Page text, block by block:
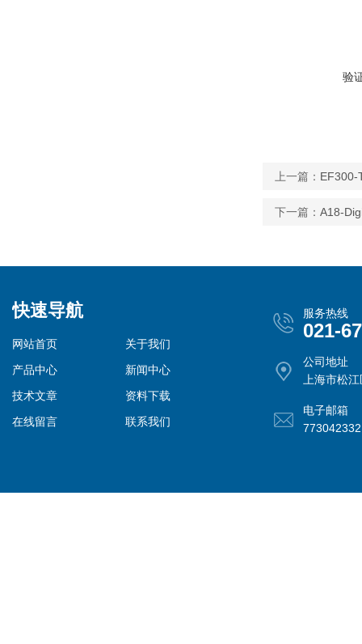
验
上一篇： EF300-
下一篇： A18-
快速导航
网站首页
关于我们
产品中心
新闻中心
技术文章
资料下载
在线留言
联系我们
服务热线
021-
公司地址
上海市松
电子邮箱